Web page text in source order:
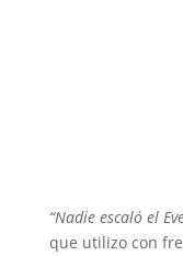
“Nadie escaló el
que utilizo con